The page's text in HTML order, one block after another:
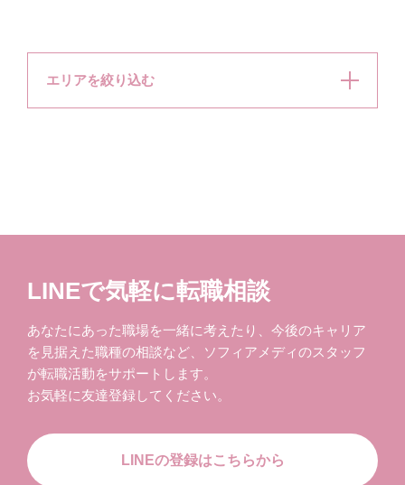
エリアを絞り込む
LINEで気軽に転職相談
あなたにあった職場を一緒に考えたり、今後のキャリア
を見据えた職種の相談など、ソフィアメディのスタッフ
が転職活動をサポートします。
お気軽に友達登録してください。
LINEの登録はこちらから